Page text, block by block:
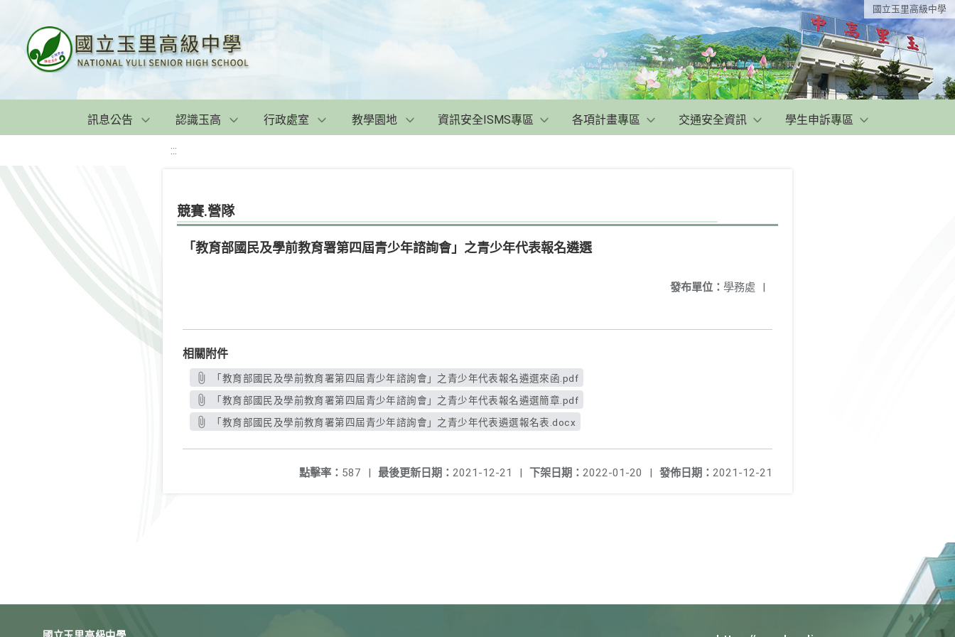
國立玉里高級中學
訊息公告 認識玉高 行政處室 教學園地 資訊安全ISMS專區 各項計畫專區 交通安全資訊 學生申訴專區
:::
競賽.營隊
「教育部國民及學前教育署第四屆青少年諮詢會」之青少年代表報名遴選
發布單位： 學務處 |
相關附件
「教育部國民及學前教育署第四屆青少年諮詢會」之青少年代表報名遴選來函.pdf
「教育部國民及學前教育署第四屆青少年諮詢會」之青少年代表報名遴選簡章.pdf
「教育部國民及學前教育署第四屆青少年諮詢會」之青少年代表遴選報名表.docx
發佈日期： 2021-12-21
下架日期： 2022-01-20 |
最後更新日期： 2021-12-21 |
點擊率： 587 |